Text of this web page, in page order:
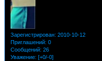
Зарегистрирован: 2010-10-12
Приглашений: 0
Сообщений: 26
Уважение: [+0/-0]